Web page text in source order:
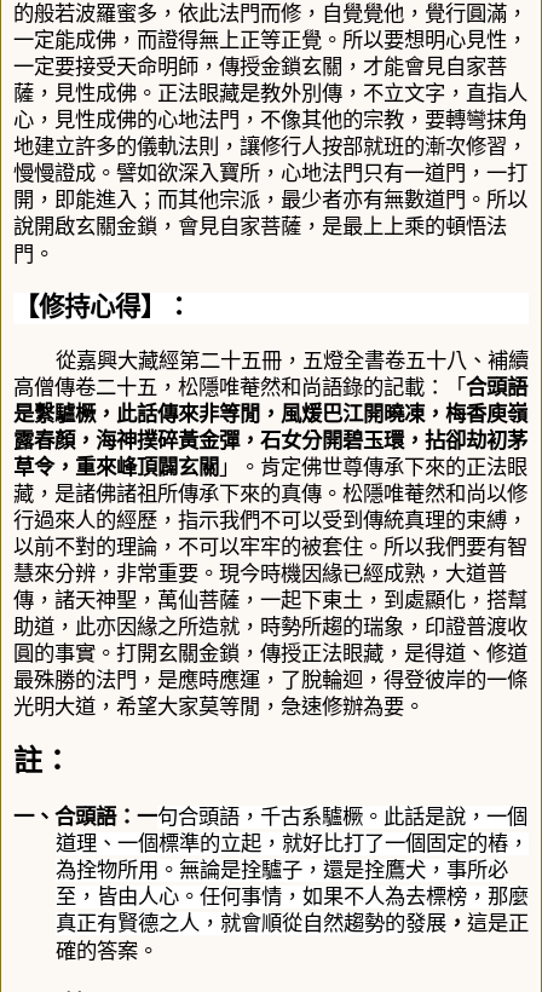
的般若波羅蜜多，依此法門而修，自覺覺他，覺行圓滿，
一定能成佛，而證得無上正等正覺 。所以要想明心見性，
一定要接受天命明師，傳授金鎖玄關，才能會見自家菩
薩，見性成佛。正法眼藏是教外別傳，不立文字，直指人
心，見性成佛的心地法門 ， 不像其他的宗教，要轉彎抹角
地建立許多的儀軌法則，讓修行人按部就班的漸次修習，
慢慢證成。譬如欲深入寶所，心地法門只有一道門，一打
開，即能進入；而其他宗派，最少者亦有無數道門。所以
說開啟玄關金鎖，會見自家菩薩，是最上上乘的頓悟法
門。
【修持心得】：
從嘉興大藏經第二十五冊，五燈全書卷五十八、補續
高僧傳卷二十五，松隱唯菴然和尚語錄的記載：「 合頭語
是繫驢橛，此話傳來非等閒，風煖巴江開曉凍，梅香庾嶺
露春顏，海神撲碎黃金彈，石女分開碧玉環，拈卻劫初茅
草令，重來峰頂闢玄關 」。肯定佛世尊傳承下來的正法眼
藏，是諸佛諸祖所傳承下來的真傳。松隱唯菴然和尚以修
行過來人的經歷，指示我們不可以受到傳統真理的束縛，
以前不對的理論，不可以牢牢的被套住。所以我們要有智
慧來分辨，非常重要。現今時機因緣已經成熟，大道普
傳，諸天神聖，萬仙菩薩，一起下東土，到處顯化，搭幫
助道 ，此亦因緣之所造就，時勢所趨的瑞象 ， 印證普渡收
圓的事實 。 打開玄關金鎖，傳授正法眼藏，是得道、修道
最殊勝的法門，是應時應運，了脫輪迴，得登彼岸的一條
光明大道，希望大家莫等閒，急速修辦為要。
註：
一、合頭語：一句合頭語，千古系驢橛。此話是說，一個
道理、一個標準的立起，就好比打了一個固定的樁，
為拴物所用。無論是拴驢子，還是拴鷹犬，事所必
至，皆由人心。任何事情，如果不人為去標榜，那麼
真正有賢德之人，就會順從自然趨勢的發展， 這是正
確的答案。